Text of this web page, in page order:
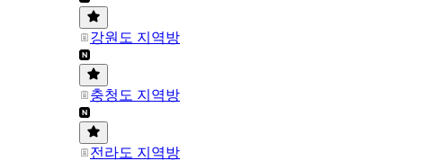
강원도 지역방
충청도 지역방
전라도 지역방